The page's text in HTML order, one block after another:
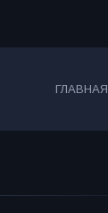
ГЛАВНАЯ